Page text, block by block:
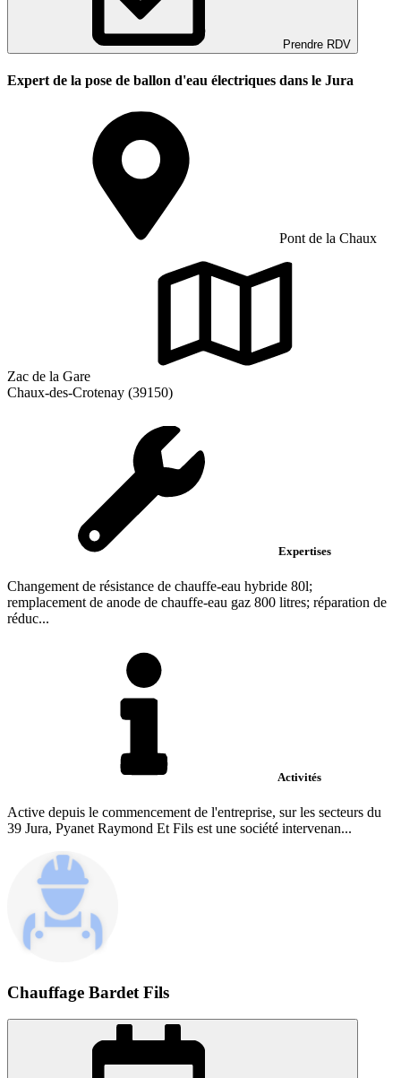
Prendre RDV
Expert de la pose de ballon d'eau électriques dans le Jura
Pont de la Chaux
Zac de la Gare
Chaux-des-Crotenay (39150)
Expertises
Changement de résistance de chauffe-eau hybride 80l;
remplacement de anode de chauffe-eau gaz 800 litres; réparation de
réduc...
Activités
Active depuis le commencement de l'entreprise, sur les secteurs du
39 Jura, Pyanet Raymond Et Fils est une société intervenan...
Chauffage Bardet Fils